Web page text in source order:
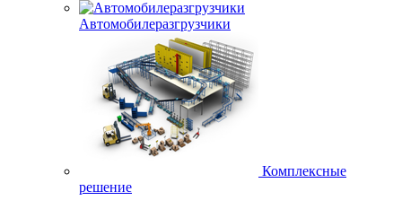
Автомобилеразгрузчики
Комплексные
решение